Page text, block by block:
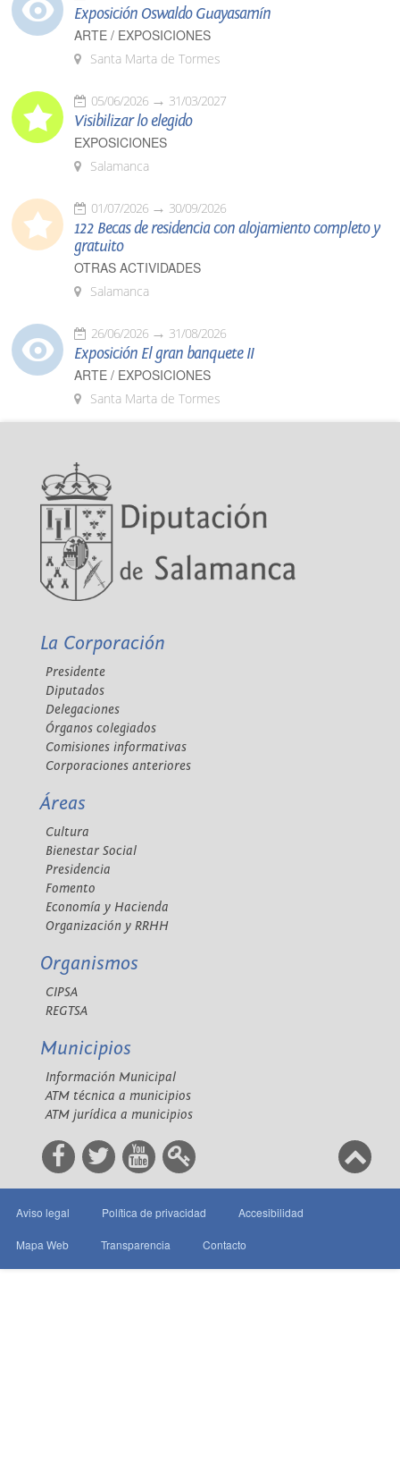
Exposición Oswaldo Guayasamín
ARTE / EXPOSICIONES
Santa Marta de Tormes
05/06/2026 31/03/2027
Visibilizar lo elegido
EXPOSICIONES
Salamanca
01/07/2026 30/09/2026
122 Becas de residencia con alojamiento completo y
gratuito
OTRAS ACTIVIDADES
Salamanca
26/06/2026 31/08/2026
Exposición El gran banquete II
ARTE / EXPOSICIONES
Santa Marta de Tormes
La Corporación
Presidente
Diputados
Delegaciones
Órganos colegiados
Comisiones informativas
Corporaciones anteriores
Áreas
Cultura
Bienestar Social
Presidencia
Fomento
Economía y Hacienda
Organización y RRHH
Organismos
CIPSA
REGTSA
Municipios
Información Municipal
ATM técnica a municipios
ATM jurídica a municipios
Aviso legal Política de privacidad Accesibilidad
Mapa Web Transparencia Contacto